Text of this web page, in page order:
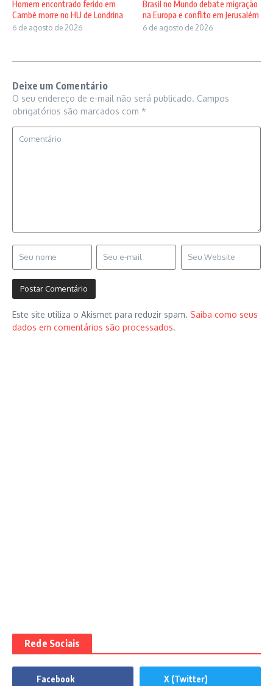
Homem encontrado ferido em
Cambé morre no HU de Londrina
6 de agosto de 2026
Brasil no Mundo debate migração
na Europa e conflito em Jerusalém
6 de agosto de 2026
Deixe um Comentário
O seu endereço de e-mail não será publicado. Campos
obrigatórios são marcados com *
Este site utiliza o Akismet para reduzir spam. Saiba como seus
dados em comentários são processados.
Rede Sociais
Facebook
X (Twitter)